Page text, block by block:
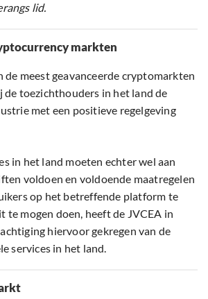
lid.
markten
de meest geavanceerde cryptomarkten
toezichthouders in het land de
met een positieve regelgeving
in het land moeten echter wel aan
voldoen en voldoende maatregelen
op het betreffende platform te
te mogen doen, heeft de JVCEA in
hiervoor gekregen van de
services in het land.